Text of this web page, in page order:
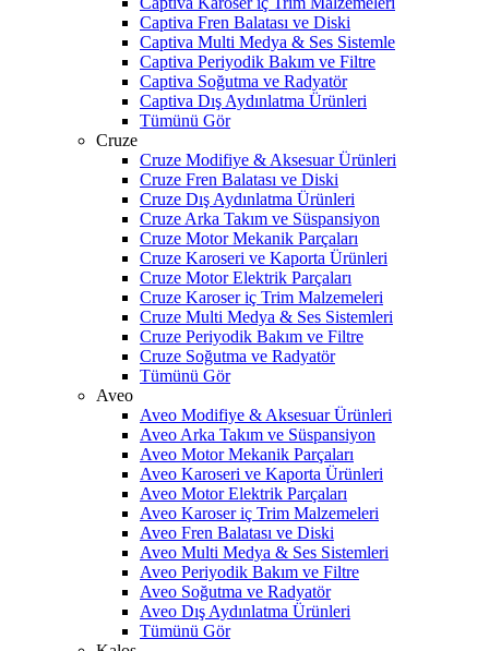
Captiva Fren Balatası ve Diski
Captiva Multi Medya & Ses Sistemle
Captiva Periyodik Bakım ve Filtre
Captiva Soğutma ve Radyatör
Captiva Dış Aydınlatma Ürünleri
Tümünü Gör
Cruze
Cruze Modifiye & Aksesuar Ürünleri
Cruze Fren Balatası ve Diski
Cruze Dış Aydınlatma Ürünleri
Cruze Arka Takım ve Süspansiyon
Cruze Motor Mekanik Parçaları
Cruze Karoseri ve Kaporta Ürünleri
Cruze Motor Elektrik Parçaları
Cruze Karoser iç Trim Malzemeleri
Cruze Multi Medya & Ses Sistemleri
Cruze Periyodik Bakım ve Filtre
Cruze Soğutma ve Radyatör
Tümünü Gör
Aveo
Aveo Modifiye & Aksesuar Ürünleri
Aveo Arka Takım ve Süspansiyon
Aveo Motor Mekanik Parçaları
Aveo Karoseri ve Kaporta Ürünleri
Aveo Motor Elektrik Parçaları
Aveo Karoser iç Trim Malzemeleri
Aveo Fren Balatası ve Diski
Aveo Multi Medya & Ses Sistemleri
Aveo Periyodik Bakım ve Filtre
Aveo Soğutma ve Radyatör
Aveo Dış Aydınlatma Ürünleri
Tümünü Gör